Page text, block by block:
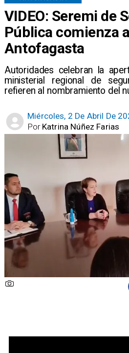
VIDEO: Seremi de
Pública comienza
Antofagasta
​Autoridades celebran la
ministerial regional de
refieren al nombramiento del
Miércoles, 2 De Abril De
Katrina Núñez Farias
Por